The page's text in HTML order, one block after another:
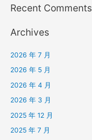
Recent Comments
Archives
2026 年 7 月
2026 年 5 月
2026 年 4 月
2026 年 3 月
2025 年 12 月
2025 年 7 月